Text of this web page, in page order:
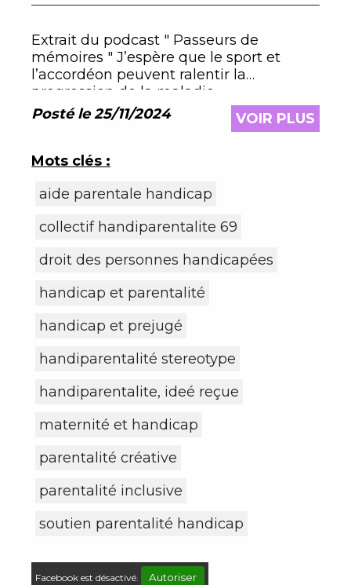
Extrait du podcast " Passeurs de
mémoires " J’espère que le sport et
l’accordéon peuvent ralentir la
progression de la maladie
Posté le 25/11/2024
VOIR PLUS
Mots clés :
aide parentale handicap
collectif handiparentalite 69
droit des personnes handicapées
handicap et parentalité
handicap et prejugé
handiparentalité stereotype
handiparentalite, ideé reçue
maternité et handicap
parentalité créative
parentalité inclusive
soutien parentalité handicap
Facebook est désactivé. Autoriser